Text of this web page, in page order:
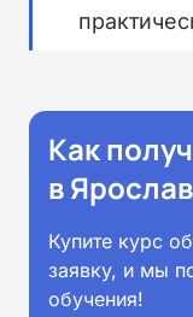
Как
в
Купите курс
заявку, и мы
обучения!